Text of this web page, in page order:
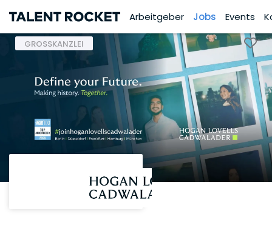
Arbeitgeber Jobs Events
GROSSKANZLEI